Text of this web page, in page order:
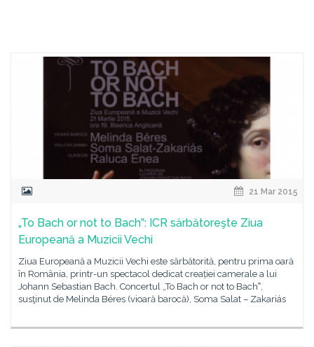
21 Mar 2015
„To Bach or not to Bach‟: ICR sărbătoreşte Ziua
Europeană a Muzicii Vechi
Ziua Europeană a Muzicii Vechi este sărbătorită, pentru prima oară
în România, printr-un spectacol dedicat creației camerale a lui
Johann Sebastian Bach. Concertul „To Bach or not to Bach‟,
susţinut de Melinda Béres (vioară barocă), Soma Salat – Zakariás